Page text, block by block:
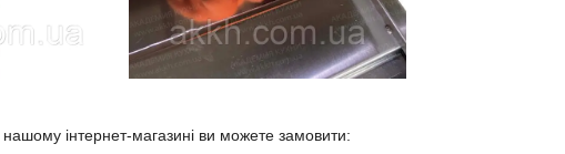
нашому інтернет-магазині ви можете замовити: